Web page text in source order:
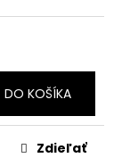
DO KOŠÍKA
Zdieľať